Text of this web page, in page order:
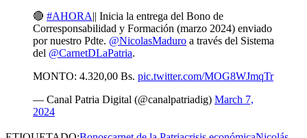
🔴 #AHORA|| Inicia la entrega del Bono de
Corresponsabilidad y Formación (marzo 2024) enviado
por nuestro Pdte. @NicolasMaduro a través del Sistema
del @CarnetDLaPatria.
MONTO: 4.320,00 Bs. pic.twitter.com/MOG8WJmqTr
— Canal Patria Digital (@canalpatriadig) March 7,
2024